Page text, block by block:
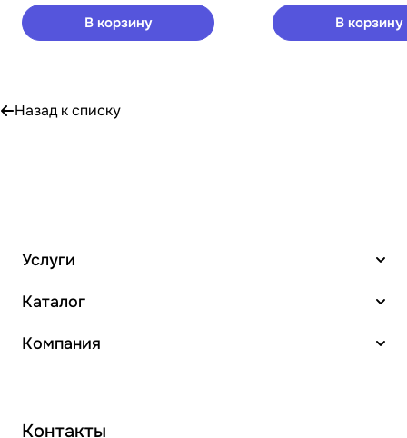
В корзину В корзину
Назад к списку
Услуги
Каталог
Компания
Контакты